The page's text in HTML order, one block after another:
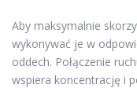
Aby maksymalnie
wykonywać je w
oddech. Połączenie
wspiera koncentrację i